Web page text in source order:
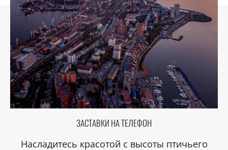
ЗАСТАВКИ НА ТЕЛЕФОН
Насладитесь красотой с высоты птичьего